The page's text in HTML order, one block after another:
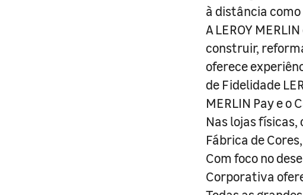
à distância
A LEROY
construir,
oferece
de Fidelidade
MERLIN Pay e o
Nas lojas
Fábrica de
Com foco no
Corporativa